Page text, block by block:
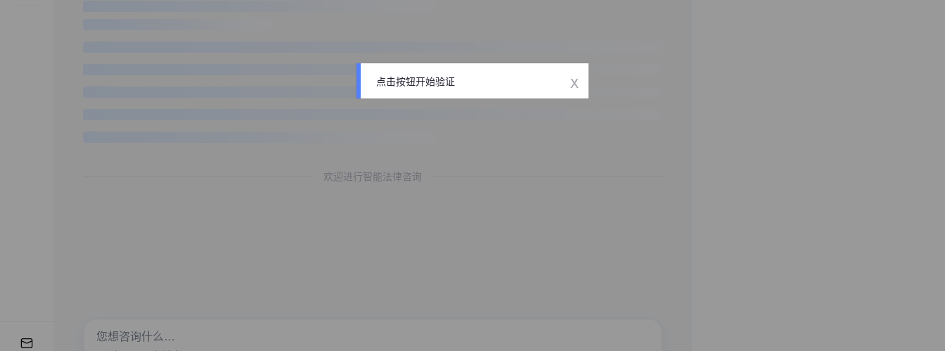
欢迎进行智能法律咨询
点击按钮开始验证 x